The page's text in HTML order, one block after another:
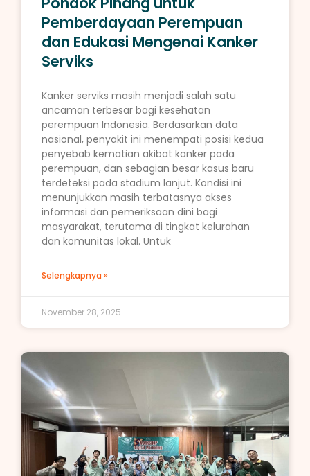
Pemberdayaan Perempuan
dan Edukasi Mengenai Kanker
Serviks
Kanker serviks masih menjadi salah satu
ancaman terbesar bagi kesehatan
perempuan Indonesia. Berdasarkan data
nasional, penyakit ini menempati posisi kedua
penyebab kematian akibat kanker pada
perempuan, dan sebagian besar kasus baru
terdeteksi pada stadium lanjut. Kondisi ini
menunjukkan masih terbatasnya akses
informasi dan pemeriksaan dini bagi
masyarakat, terutama di tingkat kelurahan
dan komunitas lokal. Untuk
Selengkapnya »
November 28, 2025